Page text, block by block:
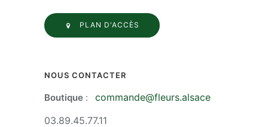
PLAN D'ACCÈS
NOUS CONTACTER
Boutique :
commande@fleurs.alsace
03.89.45.77.11